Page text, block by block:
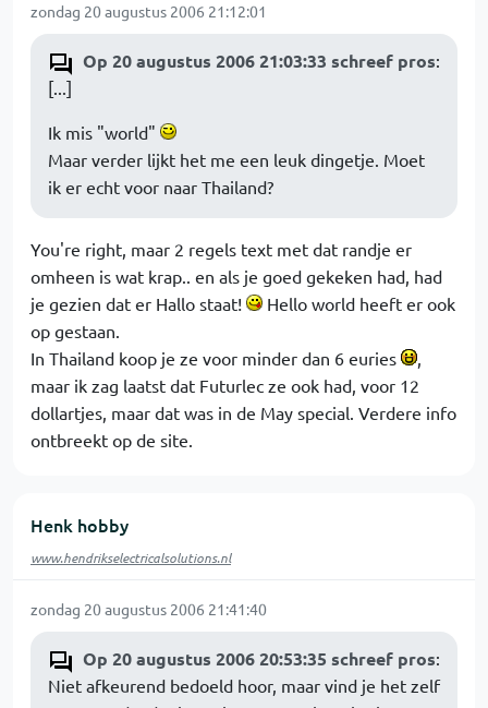
zondag 20 augustus 2006 21:12:01
Op 20 augustus 2006 21:03:33 schreef pros:
[...]
Ik mis "world"
Maar verder lijkt het me een leuk dingetje. Moet
ik er echt voor naar Thailand?
You're right, maar 2 regels text met dat randje er
omheen is wat krap.. en als je goed gekeken had, had
je gezien dat er Hallo staat!
Hello world heeft er ook
op gestaan.
In Thailand koop je ze voor minder dan 6 euries
,
maar ik zag laatst dat Futurlec ze ook had, voor 12
dollartjes, maar dat was in de May special. Verdere info
ontbreekt op de site.
Henk hobby
www.hendrikselectricalsolutions.nl
zondag 20 augustus 2006 21:41:40
Op 20 augustus 2006 20:53:35 schreef pros:
Niet afkeurend bedoeld hoor, maar vind je het zelf